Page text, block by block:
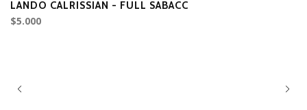
LANDO CALRISSIAN - FULL SABACC
$5.000